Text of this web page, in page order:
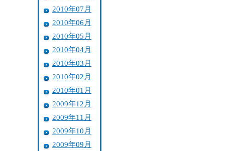
2010年07月
2010年06月
2010年05月
2010年04月
2010年03月
2010年02月
2010年01月
2009年12月
2009年11月
2009年10月
2009年09月